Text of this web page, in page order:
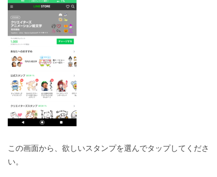
この画面から、欲しいスタンプを選んでタップしてくださ
い。